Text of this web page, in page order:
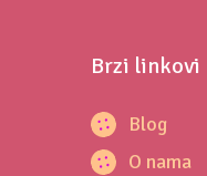
Brzi linkovi
Blog
O nama